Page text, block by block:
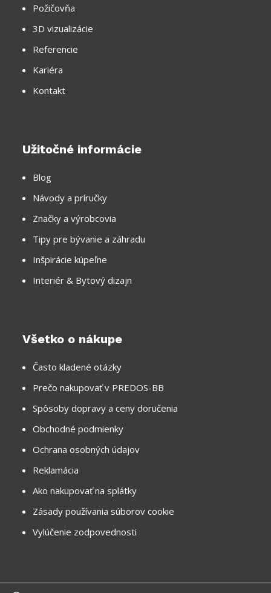
Požičovňa
3D vizualizácie
Referencie
Kariéra
Kontakt
Užitočné informácie
Blog
Návody a príručky
Značky a výrobcovia
Tipy pre bývanie a záhradu
Inšpirácie kúpeľne
Interiér & Bytový dizajn
Všetko o nákupe
Často kladené otázky
Prečo nakupovať v PREDOS-BB
Spôsoby dopravy a ceny doručenia
Obchodné podmienky
Ochrana osobných údajov
Reklamácia
Ako nakupovať na splátky
Zásady používania súborov cookie
Vylúčenie zodpovednosti